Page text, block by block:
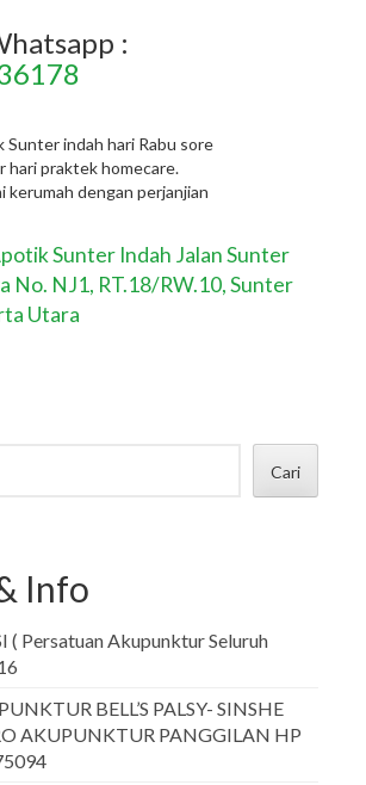
:
Sunter indah hari Rabu sore
hari praktek homecare.
kerumah dengan perjanjian
Sunter Indah Jalan Sunter
No. NJ1, RT.18/RW.10, Sunter
Utara
Cari
Info
( Persatuan Akupunktur Seluruh
BELL’S PALSY- SINSHE
AKUPUNKTUR PANGGILAN HP